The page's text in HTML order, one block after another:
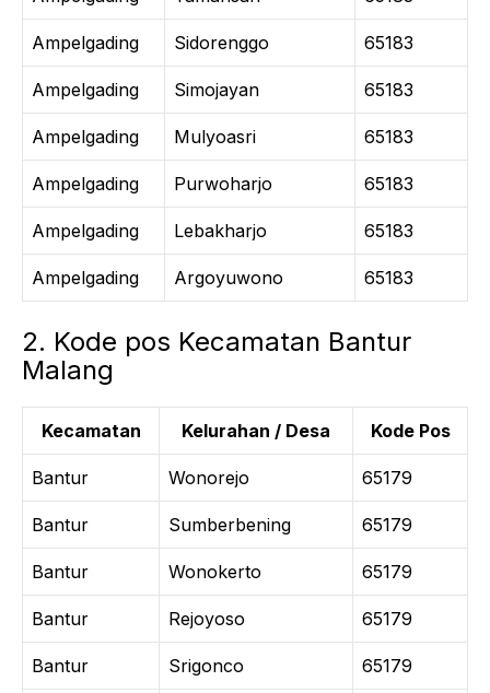
Ampelgading Sidorenggo 65183
Ampelgading Simojayan 65183
Ampelgading Mulyoasri 65183
Ampelgading Purwoharjo 65183
Ampelgading Lebakharjo 65183
Ampelgading Argoyuwono 65183
2. Kode pos Kecamatan Bantur
Malang
Kecamatan Kelurahan / Desa Kode Pos
Bantur Wonorejo 65179
Bantur Sumberbening 65179
Bantur Wonokerto 65179
Bantur Rejoyoso 65179
Bantur Srigonco 65179